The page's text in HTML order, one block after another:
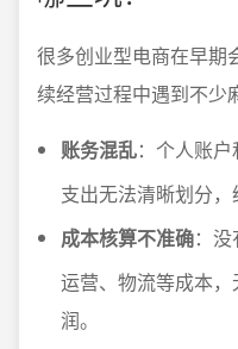
很多创业型电商在早期
续经营过程中遇到不少
账务混乱：个人账户
支出无法清晰划分，
成本核算不准确：
运营、物流等成本
润。